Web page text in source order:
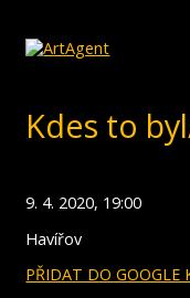
Kdes to
9. 4. 2020, 19:00
Havířov
PŘIDAT DO GOOGLE